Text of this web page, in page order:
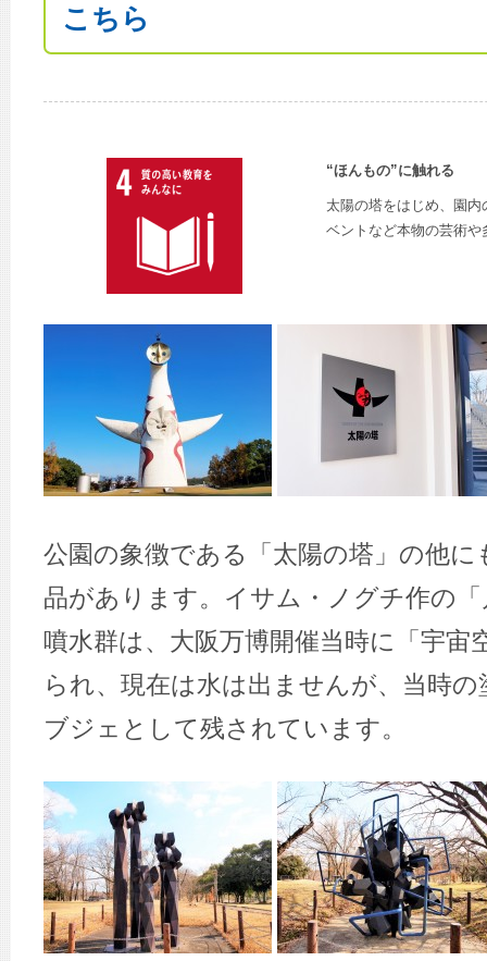
こちら
“ほんもの”に触れる
太陽の塔をはじめ、園
ベントなど本物の芸術
公園の象徴である「太陽の塔」の他に
品があります。イサム・ノグチ作の
噴水群は、大阪万博開催当時に「宇宙
られ、現在は水は出ませんが、当時
ブジェとして残されています。